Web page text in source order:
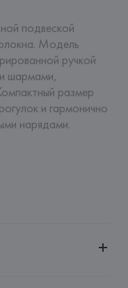
подвеской
Модель
ручкой
шармами,
размер
и гармонично
нарядами.